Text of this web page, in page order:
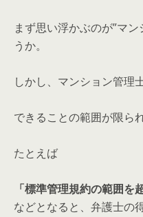
まず思い浮かぶのが”マ
うか。
しかし、マンション管理
できることの範囲が限ら
たとえば
「標準管理規約の範囲を
などとなると、弁護士の